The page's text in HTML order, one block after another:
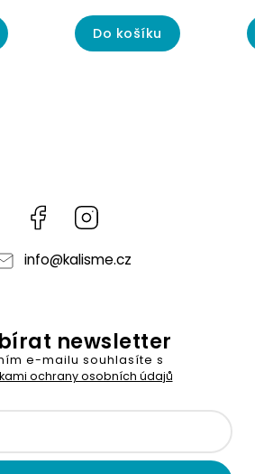
Do košíku
Facebook
info@kalisme.cz
newsletter
e-mailu souhlasíte s
ochrany osobních údajů